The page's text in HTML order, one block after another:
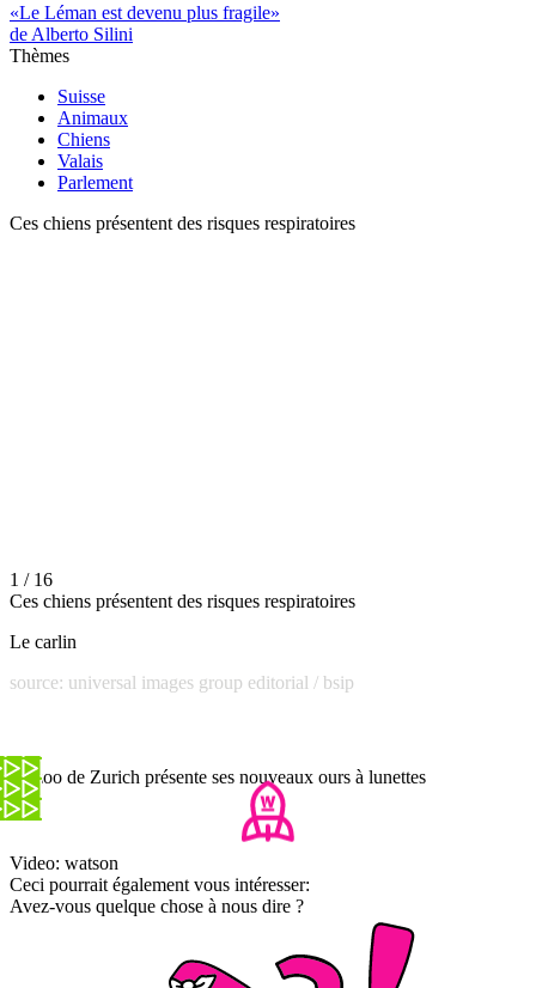
«Le Léman est devenu plus fragile»
de Alberto Silini
Thèmes
Suisse
Animaux
Chiens
Valais
Parlement
Ces chiens présentent des risques respiratoires
1 / 16
Ces chiens présentent des risques respiratoires
Le carlin
source: universal images group editorial / bsip
Le zoo de Zurich présente ses nouveaux ours à lunettes
Video: watson
Ceci pourrait également vous intéresser:
Avez-vous quelque chose à nous dire ?